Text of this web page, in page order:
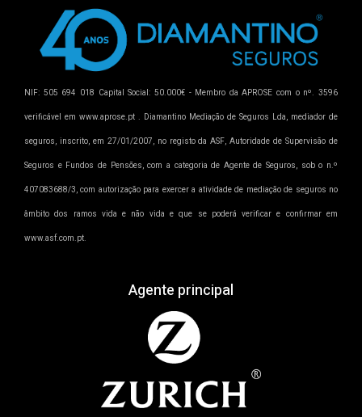
NIF: 505 694 018 Capital Social: 50.000€ - Membro da APROSE com o nº. 3596
verificável em www.aprose.pt . Diamantino Mediação de Seguros Lda, mediador de
seguros, inscrito, em 27/01/2007, no registo da ASF, Autoridade de Supervisão de
Seguros e Fundos de Pensões, com a categoria de Agente de Seguros, sob o n.º
407083688/3, com autorização para exercer a atividade de mediação de seguros no
âmbito dos ramos vida e não vida e que se poderá verificar e confirmar em
www.asf.com.pt.
Agente principal